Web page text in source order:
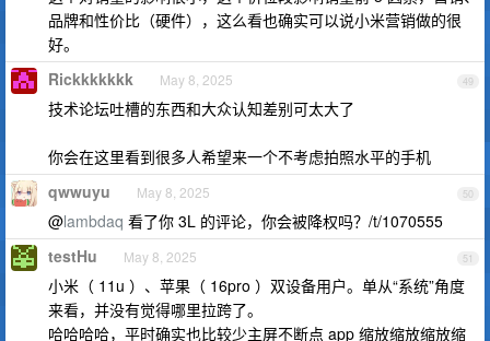
品牌和性价比（硬件），这么看也确实可以说小米营销做的很
好。
49
Rickkkkkkk May 8, 2025
技术论坛吐槽的东西和大众认知差别可太大了
你会在这里看到很多人希望来一个不考虑拍照水平的手机
50
qwwuyu May 8, 2025
@lambdaq 看了你 3L 的评论，你会被降权吗？/t/1070555
51
testHu May 8, 2025
小米（ 11u ）、苹果（ 16pro ）双设备用户。单从“系统”角度
来看，并没有觉得哪里拉跨了。
哈哈哈哈，平时确实也比较少主屏不断点 app 缩放缩放缩放缩